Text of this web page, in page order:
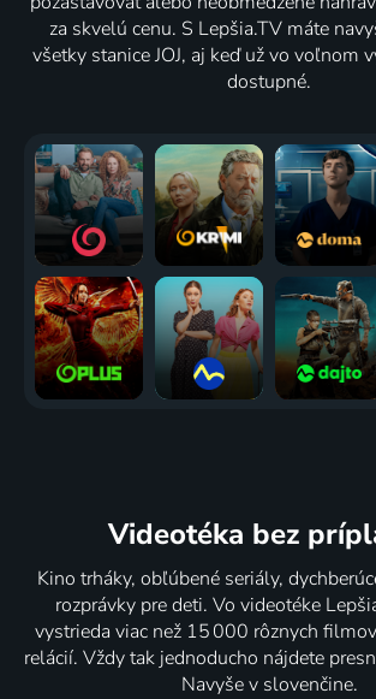
za skvelú cenu. S Lepšia.TV máte
všetky stanice JOJ, aj keď už vo voľnom
dostupné.
Videotéka bez
Kino trháky, obľúbené seriály,
rozprávky pre deti. Vo videotéke
vystrieda viac než 15 000 rôznych
relácií. Vždy tak jednoducho nájdete
Navyše v slovenčine.